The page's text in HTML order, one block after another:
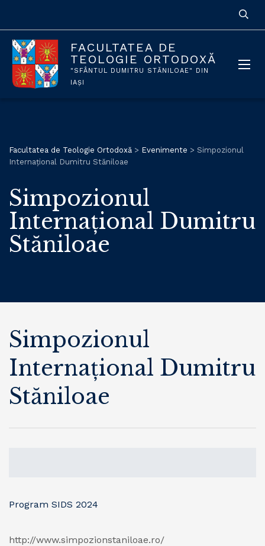
FACULTATEA DE
TEOLOGIE ORTODOXĂ
"SFÂNTUL DUMITRU STĂNILOAE" DIN
IAȘI
Facultatea de Teologie Ortodoxă > Evenimente > Simpozionul
Internațional Dumitru Stăniloae
Simpozionul
Internațional Dumitru
Stăniloae
Simpozionul
Internațional Dumitru
Stăniloae
Program SIDS 2024
http://www.simpozionstaniloae.ro/